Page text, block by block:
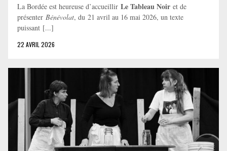
La Bordée est heureuse d’accueillir Le Tableau Noir et de
présenter Bénévolat, du 21 avril au 16 mai 2026, un texte
puissant [...]
22 AVRIL 2026